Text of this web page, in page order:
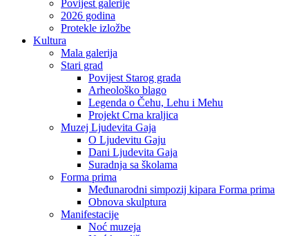
Povijest galerije
2026 godina
Protekle izložbe
Kultura
Mala galerija
Stari grad
Povijest Starog grada
Arheološko blago
Legenda o Čehu, Lehu i Mehu
Projekt Crna kraljica
Muzej Ljudevita Gaja
O Ljudevitu Gaju
Dani Ljudevita Gaja
Suradnja sa školama
Forma prima
Međunarodni simpozij kipara Forma prima
Obnova skulptura
Manifestacije
Noć muzeja